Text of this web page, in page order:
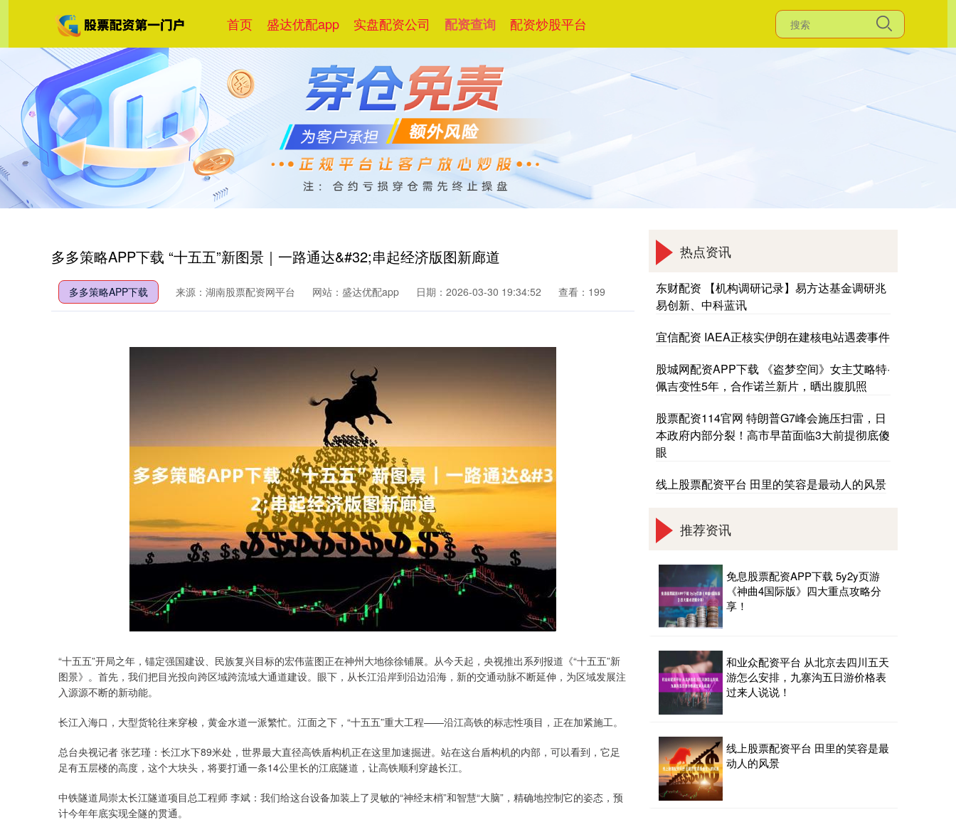
首页 盛达优配app 实盘配资公司 配资查询 配资炒股平台
多多策略APP下载 “十五五”新图景｜一路通达&#32;串起经济版图新廊道
多多策略APP下载 来源：湖南股票配资网平台 网站：盛达优配app 日期：2026-03-30 19:34:52 查看：199
“十五五”开局之年，锚定强国建设、民族复兴目标的宏伟蓝图正在神州大地徐徐铺展。从今天起，央视推出系列报道《“十五五”新
图景》。首先，我们把目光投向跨区域跨流域大通道建设。眼下，从长江沿岸到沿边沿海，新的交通动脉不断延伸，为区域发展注
入源源不断的新动能。
长江入海口，大型货轮往来穿梭，黄金水道一派繁忙。江面之下，“十五五”重大工程——沿江高铁的标志性项目，正在加紧施工。
总台央视记者 张艺瑾：长江水下89米处，世界最大直径高铁盾构机正在这里加速掘进。站在这台盾构机的内部，可以看到，它足
足有五层楼的高度，这个大块头，将要打通一条14公里长的江底隧道，让高铁顺利穿越长江。
中铁隧道局崇太长江隧道项目总工程师 李斌：我们给这台设备加装上了灵敏的“神经末梢”和智慧“大脑”，精确地控制它的姿态，预
计今年年底实现全隧的贯通。
热点资讯
东财配资 【机构调研记录】易方达基金调研兆
易创新、中科蓝讯
宜信配资 IAEA正核实伊朗在建核电站遇袭事件
股城网配资APP下载 《盗梦空间》女主艾略特·
佩吉变性5年，合作诺兰新片，晒出腹肌照
股票配资114官网 特朗普G7峰会施压扫雷，日
本政府内部分裂！高市早苗面临3大前提彻底傻
眼
线上股票配资平台 田里的笑容是最动人的风景
推荐资讯
免息股票配资APP下载 5y2y页游
《神曲4国际版》四大重点攻略分
享！
和业众配资平台 从北京去四川五天
游怎么安排，九寨沟五日游价格表
过来人说说！
线上股票配资平台 田里的笑容是最
动人的风景